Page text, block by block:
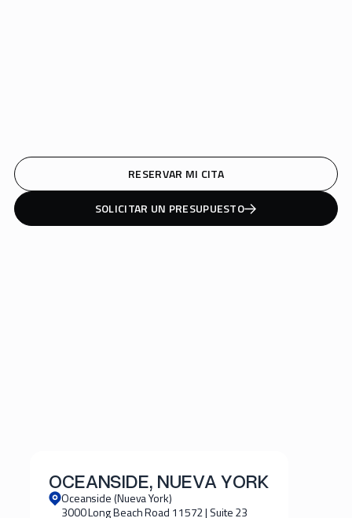
RESERVAR MI CITA
SOLICITAR UN PRESUPUESTO
OCEANSIDE, NUEVA YORK
Oceanside (Nueva York)
3000 Long Beach Road 11572 | Suite 23